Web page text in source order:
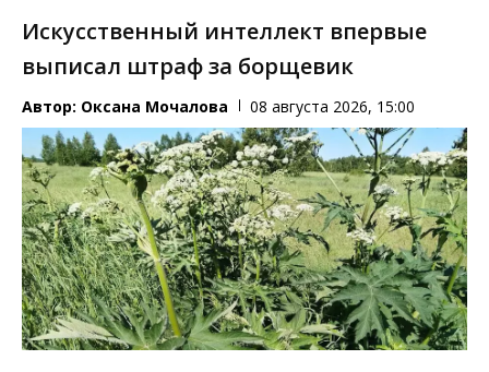
Искусственный интеллект впервые
выписал штраф за борщевик
Автор: Оксана Мочалова 08 августа 2026, 15:00